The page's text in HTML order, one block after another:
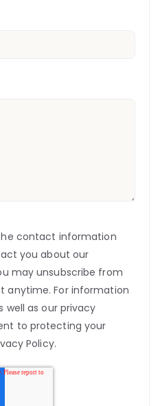
contact information
you about our
may unsubscribe from
anytime. For information
well as our privacy
to protecting your
Policy.